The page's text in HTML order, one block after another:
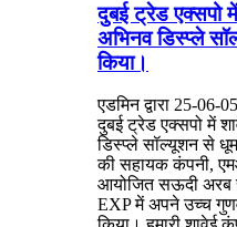
दुबई ट्रेड एक्सपो
अभिनव डिस्प्ले
किया।
एडमिन द्वारा 25-06-
दुबई ट्रेड एक्सपो में
डिस्प्ले सॉल्यूशन से
की सहायक कंपनी,
आयोजित सऊदी अरब
EXP में अपने उच्च